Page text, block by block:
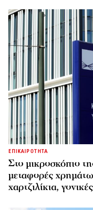
ΕΠΙΚΑΙΡΟΤΗΤΑ
Στο μικροσκόπιο
μεταφορές
χαρτζιλίκια,